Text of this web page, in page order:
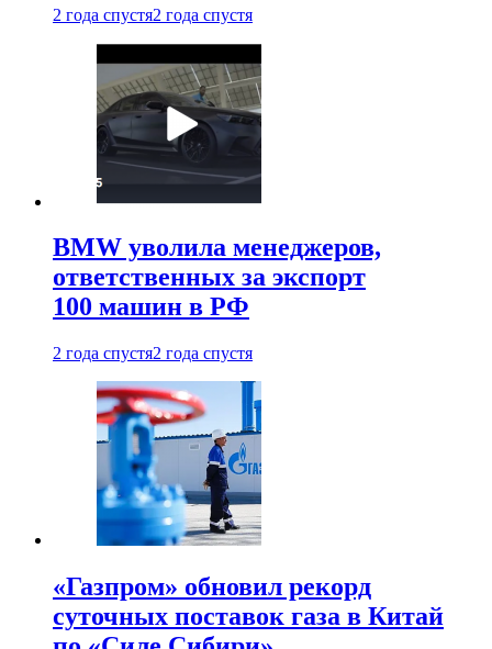
2 года спустя2 года спустя
BMW уволила менеджеров,
ответственных за экспорт
100 машин в РФ
2 года спустя2 года спустя
«Газпром» обновил рекорд
суточных поставок газа в Китай